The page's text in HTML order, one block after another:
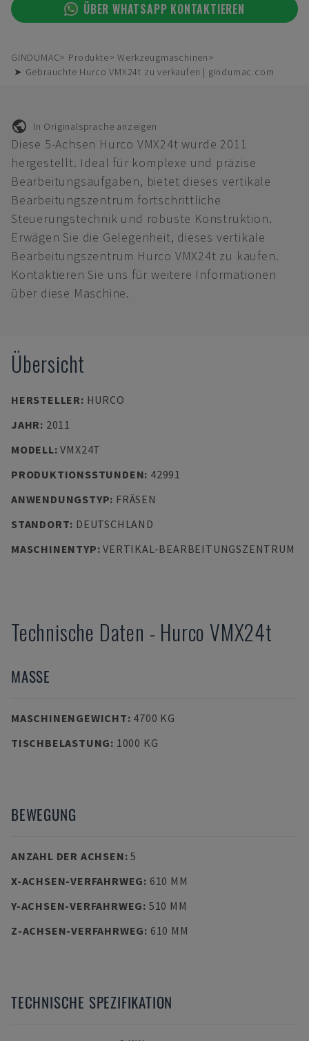
ÜBER WHATSAPP KONTAKTIEREN
GINDUMAC Produkte
Werkzeugmaschinen
➤ Gebrauchte Hurco VMX24t zu verkaufen | gindumac.com
In Originalsprache anzeigen
Diese 5-Achsen Hurco VMX24t wurde 2011
hergestellt. Ideal für komplexe und präzise
Bearbeitungsaufgaben, bietet dieses vertikale
Bearbeitungszentrum fortschrittliche
Steuerungstechnik und robuste Konstruktion.
Erwägen Sie die Gelegenheit, dieses vertikale
Bearbeitungszentrum Hurco VMX24t zu kaufen.
Kontaktieren Sie uns für weitere Informationen
über diese Maschine.
Übersicht
HERSTELLER: HURCO
JAHR: 2011
MODELL:VMX24T
PRODUKTIONSSTUNDEN: 42991
ANWENDUNGSTYP: FRÄSEN
STANDORT: DEUTSCHLAND
MASCHINENTYP:VERTIKAL-BEARBEITUNGSZENTRUM
Technische Daten - Hurco VMX24t
MASSE
MASCHINENGEWICHT: 4700 KG
TISCHBELASTUNG: 1000 KG
BEWEGUNG
ANZAHL DER ACHSEN:5
X-ACHSEN-VERFAHRWEG: 610 MM
Y-ACHSEN-VERFAHRWEG: 510 MM
Z-ACHSEN-VERFAHRWEG: 610 MM
TECHNISCHE SPEZIFIKATION